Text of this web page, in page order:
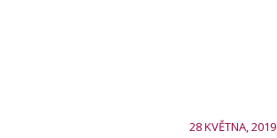
28 KVĚTNA, 2019